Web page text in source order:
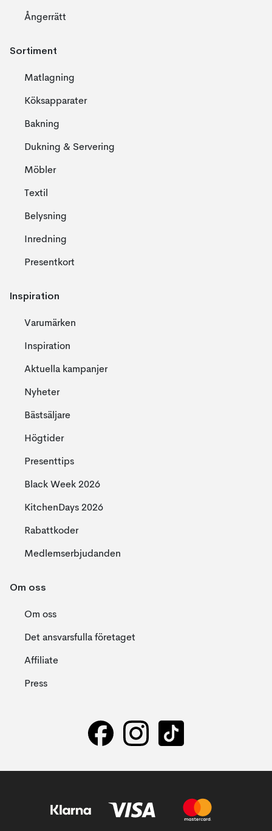
Ångerrätt
Sortiment
Matlagning
Köksapparater
Bakning
Dukning & Servering
Möbler
Textil
Belysning
Inredning
Presentkort
Inspiration
Varumärken
Inspiration
Aktuella kampanjer
Nyheter
Bästsäljare
Högtider
Presenttips
Black Week 2026
KitchenDays 2026
Rabattkoder
Medlemserbjudanden
Om oss
Om oss
Det ansvarsfulla företaget
Affiliate
Press